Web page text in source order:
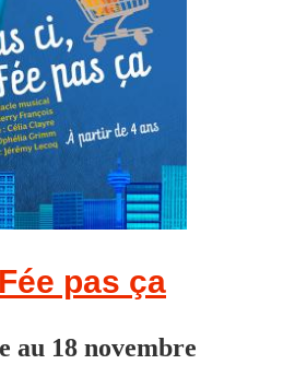
pas ça
au 18 novembre